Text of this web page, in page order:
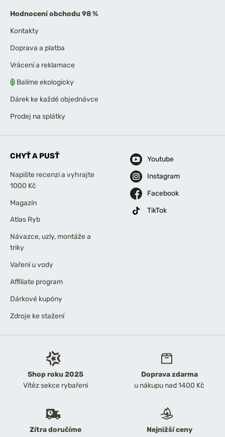
Shop roku 2025
Vítěz sekce rybaření
Doprava zdarma
u nákupu nad 1400 Kč
Zítra doručíme
Nejnižší ceny
Hodnocení obchodu 98 %
Kontakty
Doprava a platba
Vrácení a reklamace
Balíme ekologicky
Dárek ke každé objednávce
Prodej na splátky
CHYŤ A PUSŤ
Napište recenzi a vyhrajte
1000 Kč
Magazín
Atlas Ryb
Návazce, uzly, montáže a
triky
Vaření u vody
Affiliate program
Dárkové kupóny
Zdroje ke stažení
Youtube
Instagram
Facebook
TikTok